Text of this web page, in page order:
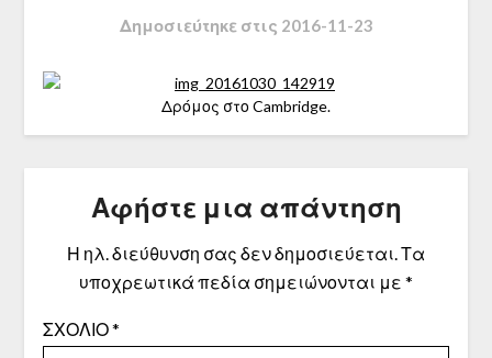
Δημοσιεύτηκε στις 2016-11-23
Δρόμος στο Cambridge.
Αφήστε μια απάντηση
Η ηλ. διεύθυνση σας δεν δημοσιεύεται.Τα
υποχρεωτικά πεδία σημειώνονται με *
ΣΧΌΛΙΟ*